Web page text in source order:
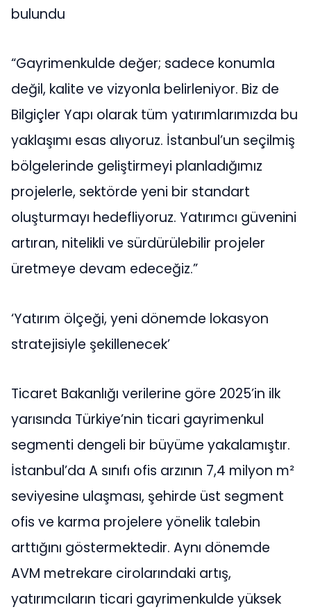
bulundu
“Gayrimenkulde değer; sadece konumla
değil, kalite ve vizyonla belirleniyor. Biz de
Bilgiçler Yapı olarak tüm yatırımlarımızda bu
yaklaşımı esas alıyoruz. İstanbul’un seçilmiş
bölgelerinde geliştirmeyi planladığımız
projelerle, sektörde yeni bir standart
oluşturmayı hedefliyoruz. Yatırımcı güvenini
artıran, nitelikli ve sürdürülebilir projeler
üretmeye devam edeceğiz.”
‘Yatırım ölçeği, yeni dönemde lokasyon
stratejisiyle şekillenecek’
Ticaret Bakanlığı verilerine göre 2025’in ilk
yarısında Türkiye’nin ticari gayrimenkul
segmenti dengeli bir büyüme yakalamıştır.
İstanbul’da A sınıfı ofis arzının 7,4 milyon m²
seviyesine ulaşması, şehirde üst segment
ofis ve karma projelere yönelik talebin
arttığını göstermektedir. Aynı dönemde
AVM metrekare cirolarındaki artış,
yatırımcıların ticari gayrimenkulde yüksek